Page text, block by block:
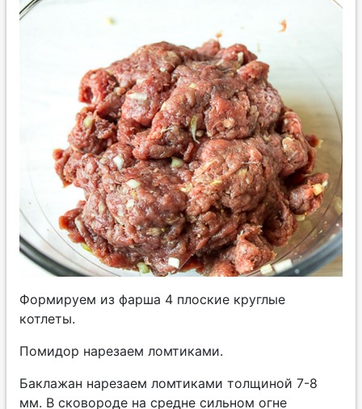
Формируем из фарша 4 плоские круглые
котлеты.
Помидор нарезаем ломтиками.
Баклажан нарезаем ломтиками толщиной 7-8
мм. В сковороде на средне сильном огне